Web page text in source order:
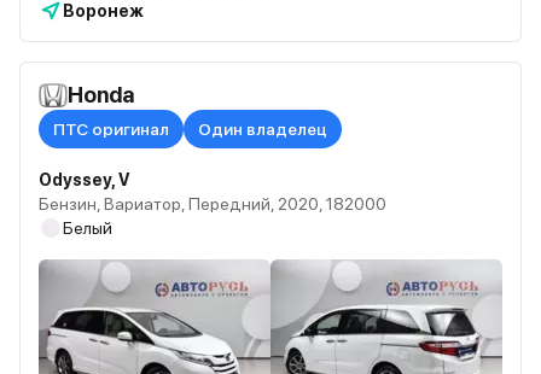
Воронеж
Honda
ПТС оригинал Один владелец
Odyssey, V
Бензин, Вариатор, Передний, 2020, 182000
Белый